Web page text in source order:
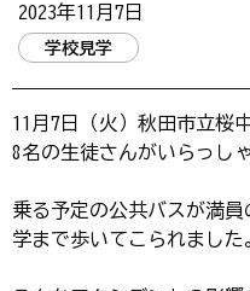
2023年11月7日
学校見学
11月7日（火）秋田市立桜
8名の生徒さんがいらっし
乗る予定の公共バスが満
学まで歩いてこられました